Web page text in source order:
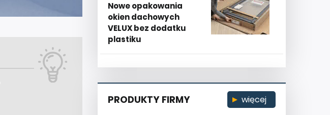
Nowe opakowania
okien dachowych
VELUX bez dodatku
plastiku
PRODUKTY FIRMY więcej